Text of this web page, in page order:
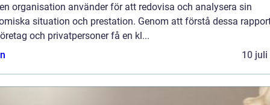
organisation använder för att redovisa och analysera sin
situation och prestation. Genom att förstå dessa
och privatpersoner få en kl...
10 juli